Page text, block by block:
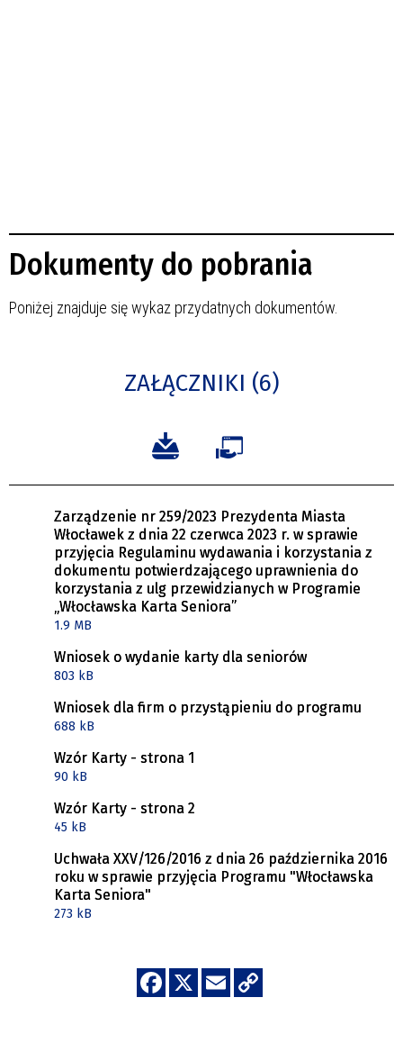
Dokumenty do pobrania
Poniżej znajduje się wykaz przydatnych dokumentów.
ZAŁĄCZNIKI (6)
Zarządzenie nr 259/2023 Prezydenta Miasta
Włocławek z dnia 22 czerwca 2023 r. w sprawie
przyjęcia Regulaminu wydawania i korzystania z
dokumentu potwierdzającego uprawnienia do
korzystania z ulg przewidzianych w Programie
„Włocławska Karta Seniora”
1.9 MB
Wniosek o wydanie karty dla seniorów
803 kB
Wniosek dla firm o przystąpieniu do programu
688 kB
Wzór Karty - strona 1
90 kB
Wzór Karty - strona 2
45 kB
Uchwała XXV/126/2016 z dnia 26 października 2016
roku w sprawie przyjęcia Programu "Włocławska
Karta Seniora"
273 kB